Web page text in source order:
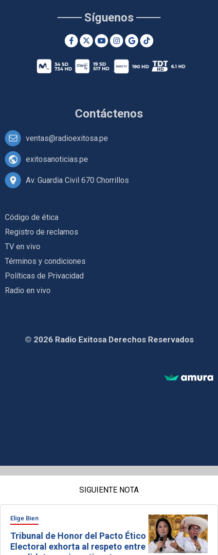
Contáctenos
ventas@radioexitosa.pe
exitosanoticias.pe
Av. Guardia Civil 670 Chorrillos
Síguenos
Código de ética
Registro de reclamos
TV en vivo
Términos y condiciones
Políticas de Privacidad
Radio en vivo
© 2026 Radio Exitosa Derechos Reservados
SIGUIENTE NOTA
Elige Bien
Tribunal de Honor del Pacto Ético
Electoral exhorta al respeto entre